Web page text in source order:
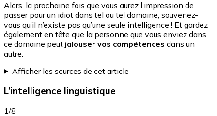
Alors, la prochaine fois que vous aurez l’impression de
passer pour un idiot dans tel ou tel domaine, souvenez-
vous qu’il n’existe pas qu’une seule intelligence ! Et gardez
également en tête que la personne que vous enviez dans
ce domaine peut jalouser vos compétences dans un
autre.
Afficher les sources de cet article
L’intelligence linguistique
1/8